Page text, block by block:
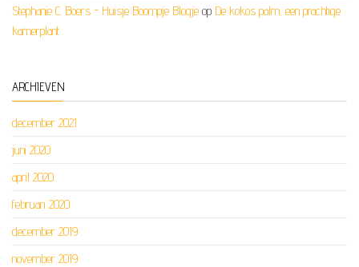
Stephanie C. Boers - Huisje Boompje Blogje op De kokos palm, een prachtige
kamerplant
ARCHIEVEN
december 2021
juni 2020
april 2020
februari 2020
december 2019
november 2019